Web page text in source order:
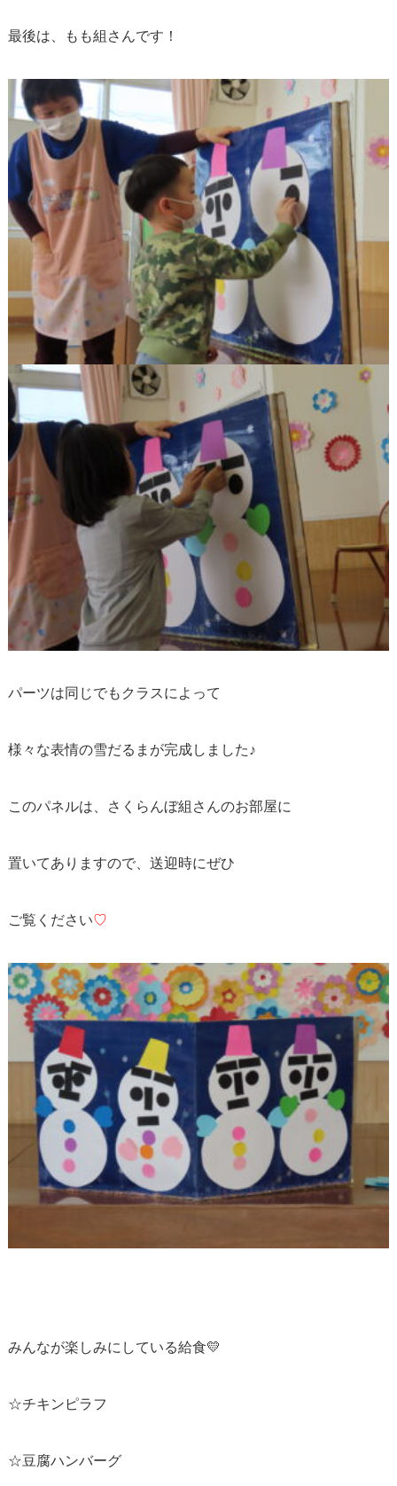
最後は、もも組さんです！
パーツは同じでもクラスによって
様々な表情の雪だるまが完成しました♪
このパネルは、さくらんぼ組さんのお部屋に
置いてありますので、送迎時にぜひ
ご覧ください♡
みんなが楽しみにしている給食💛
☆チキンピラフ
☆豆腐ハンバーグ